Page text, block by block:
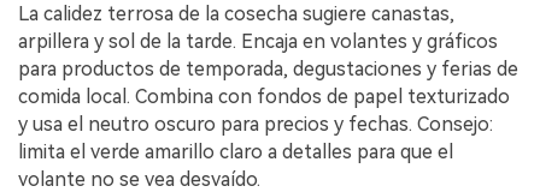
La calidez terrosa de la cosecha sugiere canastas,
arpillera y sol de la tarde. Encaja en volantes y gráficos
para productos de temporada, degustaciones y ferias de
comida local. Combina con fondos de papel texturizado
y usa el neutro oscuro para precios y fechas. Consejo:
limita el verde amarillo claro a detalles para que el
volante no se vea desvaído.